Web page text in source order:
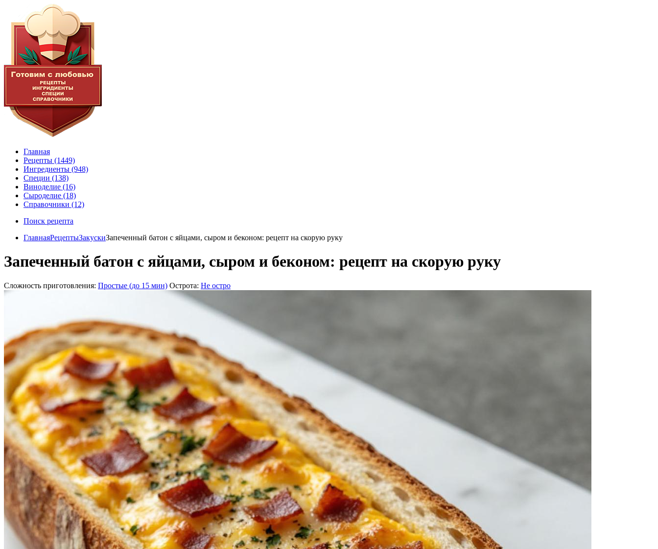
Главная
Рецепты (1449)
Ингредиенты (948)
Специи (138)
Виноделие (16)
Сыроделие (18)
Справочники (12)
Поиск рецепта
ГлавнаяРецептыЗакускиЗапеченный батон с яйцами, сыром и беконом: рецепт на скорую руку
Запеченный батон с яйцами, сыром и беконом: рецепт на скорую руку
Сложность приготовления: Простые (до 15 мин) Острота: Не остро